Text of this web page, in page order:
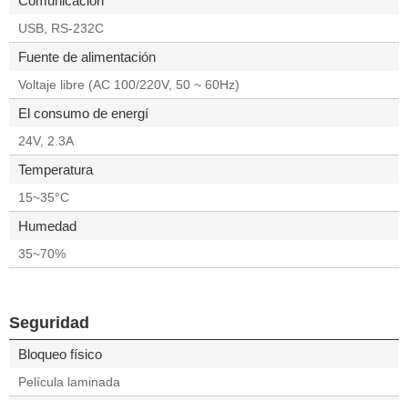
USB, RS-232C
Fuente de alimentación
Voltaje libre (AC 100/220V, 50 ~ 60Hz)
El consumo de energí
24V, 2.3A
Temperatura
15~35°C
Humedad
35~70%
Seguridad
Bloqueo físico
Película laminada